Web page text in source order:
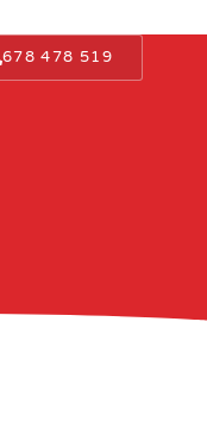
678 478 519